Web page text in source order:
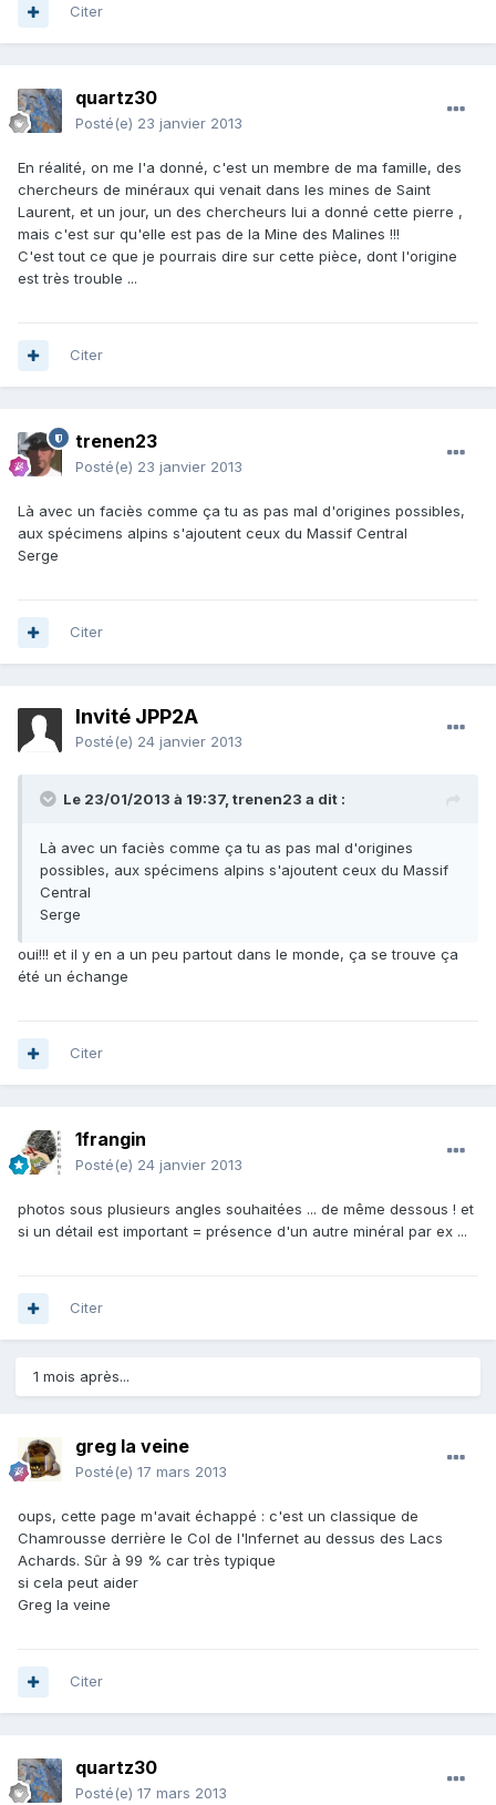
Citer
quartz30
Posté(e) 23 janvier 2013
En réalité, on me l'a donné, c'est un membre de ma famille, des
chercheurs de minéraux qui venait dans les mines de Saint
Laurent, et un jour, un des chercheurs lui a donné cette pierre ,
mais c'est sur qu'elle est pas de la Mine des Malines !!!
C'est tout ce que je pourrais dire sur cette pièce, dont l'origine
est très trouble ...
Citer
trenen23
Posté(e) 23 janvier 2013
Là avec un faciès comme ça tu as pas mal d'origines possibles,
aux spécimens alpins s'ajoutent ceux du Massif Central
Serge
Citer
Invité JPP2A
Posté(e) 24 janvier 2013
Le 23/01/2013 à 19:37, trenen23 a dit :
Là avec un faciès comme ça tu as pas mal d'origines
possibles, aux spécimens alpins s'ajoutent ceux du Massif
Central
Serge
oui!!! et il y en a un peu partout dans le monde, ça se trouve ça
été un échange
Citer
1frangin
Posté(e) 24 janvier 2013
photos sous plusieurs angles souhaitées ... de même dessous ! et
si un détail est important = présence d'un autre minéral par ex ...
Citer
1 mois après...
greg la veine
Posté(e) 17 mars 2013
oups, cette page m'avait échappé : c'est un classique de
Chamrousse derrière le Col de l'Infernet au dessus des Lacs
Achards. Sûr à 99 % car très typique
si cela peut aider
Greg la veine
Citer
quartz30
Posté(e) 17 mars 2013